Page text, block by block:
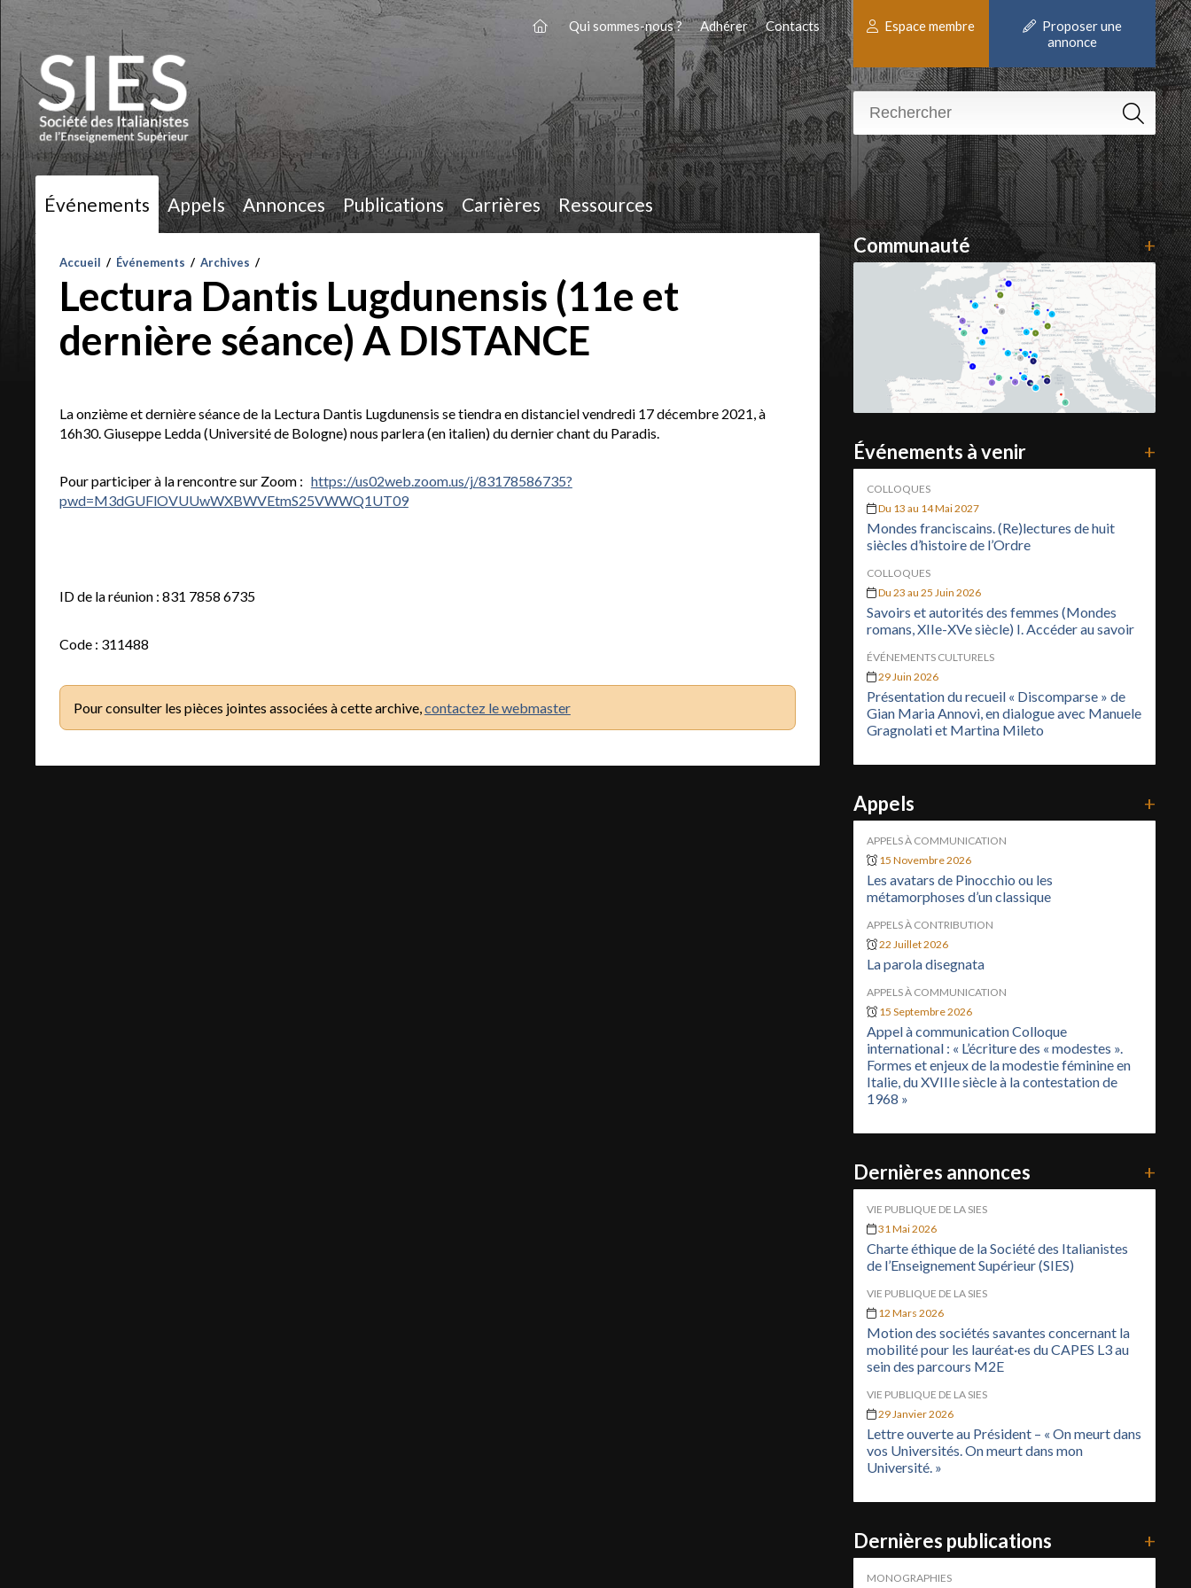
Qui sommes-nous ? Adhérer Contacts
Événements Appels Annonces Publications Carrières Ressources
Espace membre
Proposer une
annonce
Accueil / Événements / Archives /
Lectura Dantis Lugdunensis (11e et
dernière séance) A DISTANCE
La onzième et dernière séance de la Lectura Dantis Lugdunensis se tiendra en distanciel vendredi 17 décembre 2021, à
16h30. Giuseppe Ledda (Université de Bologne) nous parlera (en italien) du dernier chant du Paradis.
Pour participer à la rencontre sur Zoom : https://us02web.zoom.us/j/83178586735?
pwd=M3dGUFlOVUUwWXBWVEtmS25VWWQ1UT09
ID de la réunion : 831 7858 6735
Code : 311488
Pour consulter les pièces jointes associées à cette archive, contactez le webmaster
Communauté +
Événements à venir +
COLLOQUES
Du 13 au 14 Mai 2027
Mondes franciscains. (Re)lectures de huit
siècles d’histoire de l’Ordre
COLLOQUES
Du 23 au 25 Juin 2026
Savoirs et autorités des femmes (Mondes
romans, XIIe-XVe siècle) I. Accéder au savoir
ÉVÉNEMENTS CULTURELS
29 Juin 2026
Présentation du recueil « Discomparse » de
Gian Maria Annovi, en dialogue avec Manuele
Gragnolati et Martina Mileto
Appels +
APPELS À COMMUNICATION
15 Novembre 2026
Les avatars de Pinocchio ou les
métamorphoses d’un classique
APPELS À CONTRIBUTION
22 Juillet 2026
La parola disegnata
APPELS À COMMUNICATION
15 Septembre 2026
Appel à communication Colloque
international : « L’écriture des « modestes ».
Formes et enjeux de la modestie féminine en
Italie, du XVIIIe siècle à la contestation de
1968 »
Dernières annonces +
VIE PUBLIQUE DE LA SIES
31 Mai 2026
Charte éthique de la Société des Italianistes
de l’Enseignement Supérieur (SIES)
VIE PUBLIQUE DE LA SIES
12 Mars 2026
Motion des sociétés savantes concernant la
mobilité pour les lauréat·es du CAPES L3 au
sein des parcours M2E
VIE PUBLIQUE DE LA SIES
29 Janvier 2026
Lettre ouverte au Président – « On meurt dans
vos Universités. On meurt dans mon
Université. »
Dernières publications +
MONOGRAPHIES